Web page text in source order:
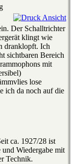
Der Schalltrichter
klingt wie
dranklopft. Ich
sichtbaren Bereich
mit
lose
ich da noch auf die
ca. 1927/28 ist
Wiedergabe mit
Technik.